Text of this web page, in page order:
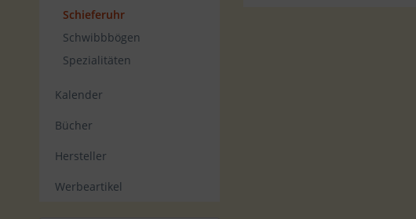
Schieferuhr
Schwibbbögen
Spezialitäten
Kalender
Bücher
Hersteller
Werbeartikel